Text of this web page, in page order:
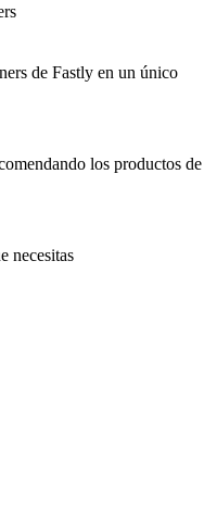
de Fastly en un único
los productos de
necesitas